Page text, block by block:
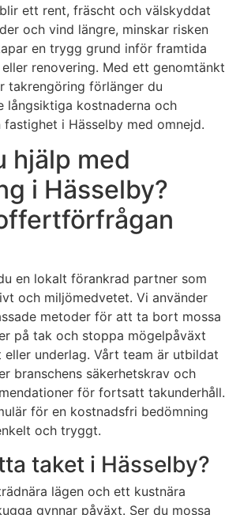
ett rent, fräscht och välskyddat
och vind längre, minskar risken
en trygg grund inför framtida
renovering. Med ett genomtänkt
takrengöring förlänger du
långsiktiga kostnaderna och
i Hässelby med omnejd.
hjälp med
i Hässelby?
en lokalt förankrad partner som
och miljömedvetet. Vi använder
metoder för att ta bort mossa
på tak och stoppa mögelpåväxt
underlag. Vårt team är utbildat
branschens säkerhetskrav och
för fortsatt takunderhåll.
för en kostnadsfri bedömning
och tryggt.
taket i Hässelby?
lägen och ett kustnära
gynnar påväxt. Ser du mossa